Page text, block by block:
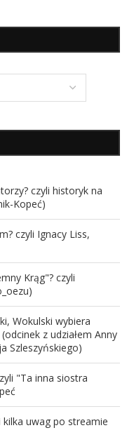
czyli historyk na
Kopeć)
czyli Ignacy Liss,
Krąg"? czyli
Wokulski wybiera
z udziałem Anny
Szleszyńskiego)
"Ta inna siostra
uwag po streamie